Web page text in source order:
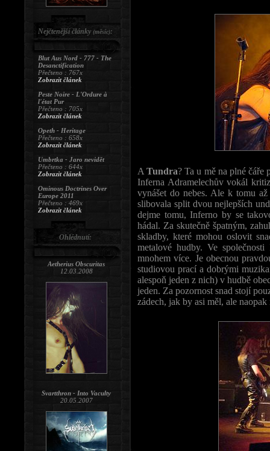
ATundra? Ta u mě na plné čáře
Inferna Adramelechův vokál
vynášet do nebes. Ale k tomu
slibovala split dvou nejlepších
dejme tomu, Inferno by se
hádal. Za skutečně špatným,
skladby, které mohou oslovit
metalové hudby. Ve
mnohem více. Je obecnou
studiovou prací a dobrými
alespoň jeden z nich) v hudbě
jeden. Za pozornost snad stojí
zádech, jak by asi měl, ale
Nejčtenější články(měsíc):
Blut Aus Nord - 777 - The
Desanctification
Přečteno : 767x
Zobrazit článek
Peste Noire - L'Ordure à
l'état Pur
Přečteno : 705x
Zobrazit článek
Opeth - Heritage
Přečteno : 658x
Zobrazit článek
Umbrtka - Jaro nevidět
Přečteno : 644x
Zobrazit článek
Ominous Doctrines Over
Europe 2011
Přečteno : 469x
Zobrazit článek
Ohlédnutí:
Aetherius Obscuritas
12.03.2008
Svartthron - Into Vaculty
20.05.2007